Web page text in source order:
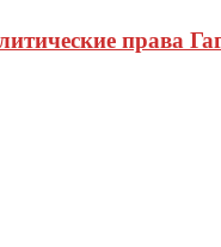
права